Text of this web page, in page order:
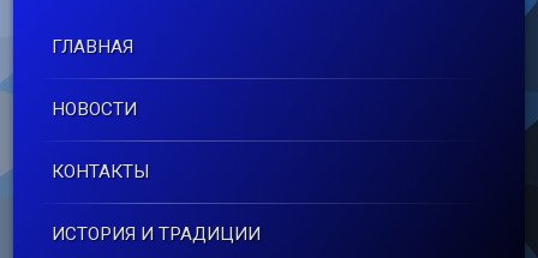
ГЛАВНАЯ
НОВОСТИ
КОНТАКТЫ
ИСТОРИЯ И ТРАДИЦИИ